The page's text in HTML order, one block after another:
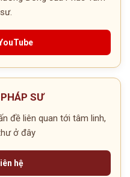
SƯ
đề liên quan tới tâm linh,
ở đây
hệ